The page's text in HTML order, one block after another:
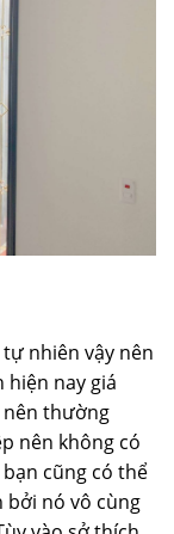
nhiên vậy nên
hiện nay giá
nên thường
nên không có
cũng có thể
nó vô cùng